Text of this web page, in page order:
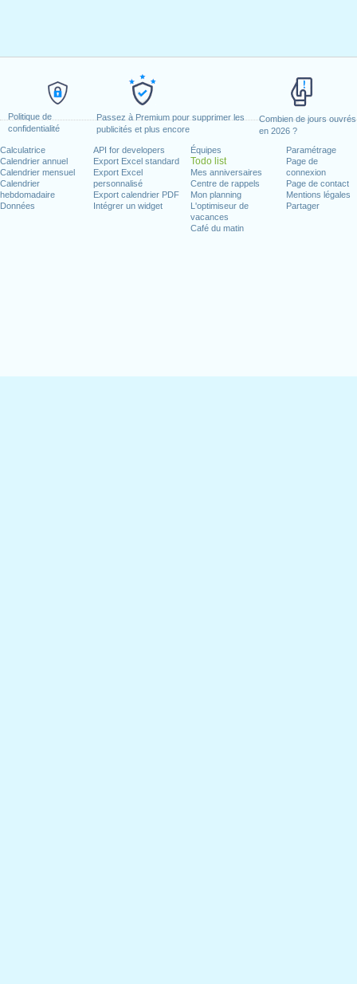
Politique de
confidentialité
Passez à Premium pour supprimer les
publicités et plus encore
Combien de jours ouvrés
en 2026 ?
Calculatrice
Calendrier annuel
Calendrier mensuel
Calendrier
hebdomadaire
Données
API for developers
Export Excel standard
Export Excel
personnalisé
Export calendrier PDF
Intégrer un widget
Équipes
Todo list
Mes anniversaires
Centre de rappels
Mon planning
L'optimiseur de
vacances
Café du matin
Paramétrage
Page de
connexion
Page de contact
Mentions légales
Partager